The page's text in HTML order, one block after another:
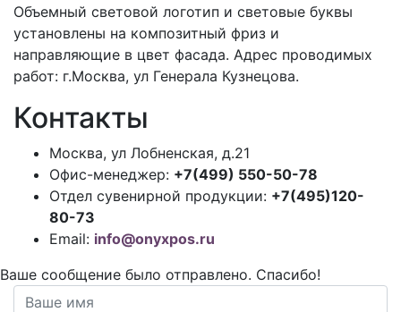
Объемный световой логотип и световые буквы
установлены на композитный фриз и
направляющие в цвет фасада. Адрес проводимых
работ: г.Москва, ул Генерала Кузнецова.
Контакты
Москва, ул Лобненская, д.21
Офис-менеджер: +7(499) 550-50-78
Отдел сувенирной продукции: +7(495)120-
80-73
Email: info@onyxpos.ru
Ваше сообщение было отправлено. Спасибо!